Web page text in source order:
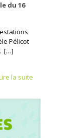
du 16
Pélicot
[…]
la suite